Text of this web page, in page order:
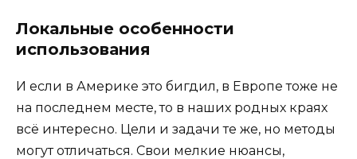
Локальные особенности
использования
И если в Америке это бигдил, в Европе тоже не
на последнем месте, то в наших родных краях
всё интересно. Цели и задачи те же, но методы
могут отличаться. Свои мелкие нюансы,